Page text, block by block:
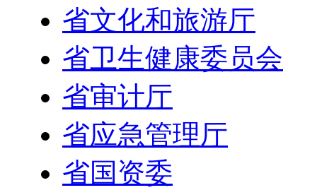
省文化和旅游厅
省卫生健康委员会
省审计厅
省应急管理厅
省国资委